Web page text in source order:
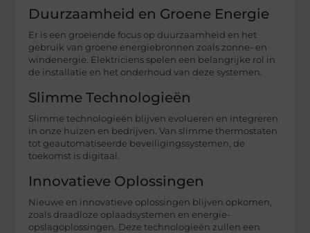
Duurzaamheid en Groene Energie
Er is een groeiende focus op duurzaamheid en het
gebruik van groene energiebronnen zoals zonne- en
windenergie. Elektriciens spelen een belangrijke rol in
de installatie en het onderhoud van deze systemen.
Slimme Technologieën
Slimme technologieën blijven evolueren en integreren
in onze huizen en bedrijven. Van slimme thermostaten
tot geautomatiseerde beveiligingssystemen, de
toekomst is digitaal.
Innovatieve Oplossingen
Nieuwe en innovatieve oplossingen blijven opkomen,
zoals draadloze oplaadsystemen en energie-
opslagoplossingen. Deze technologieën zullen een